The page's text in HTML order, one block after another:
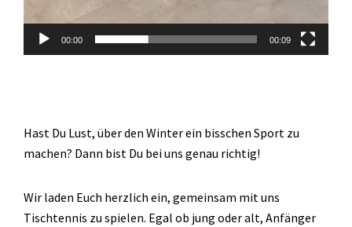
00:00 00:09
Hast Du Lust, über den Winter ein bisschen Sport zu
machen? Dann bist Du bei uns genau richtig!
Wir laden Euch herzlich ein, gemeinsam mit uns
Tischtennis zu spielen. Egal ob jung oder alt, Anfänger